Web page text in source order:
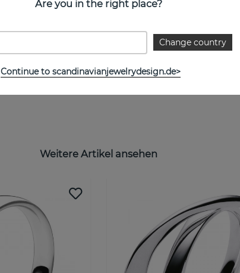
Weitere Artikel ansehen
Are you in the right place?
Change country
Continue to scandinavianjewelrydesign.de>